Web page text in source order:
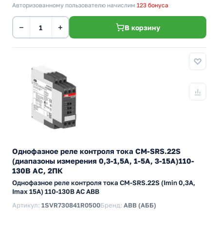
Авторизованному пользователю начислим 123 бонуса
− + В корзину
Однофазное реле контроля тока CM-SRS.22S
(диапазоны измерения 0,3-1,5А, 1-5A, 3-15A)110-
130В AC, 2ПК
Однофазное реле контроля тока CM-SRS.22S (Imin 0,3А,
Imax 15A) 110-130В AC ABB
Артикул: 1SVR730841R0500Бренд: ABB (АББ)